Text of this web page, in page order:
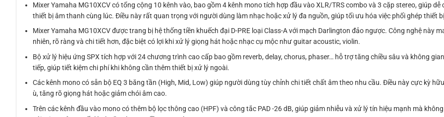
Mixer Yamaha MG10XCV có tổng cộng 10 kênh vào, bao gồm 4 kênh mono tích hợp đầu vào XLR/TRS combo và 3 cặp stereo, giúp dễ
thiết bị âm thanh cùng lúc. Điều này rất quan trọng với người dùng làm nhạc hoặc xử lý đa nguồn, giúp tối ưu hóa việc phối ghép thiết
Mixer Yamaha MG10XCV được trang bị hệ thống tiền khuếch đại D-PRE loại Class-A với mạch Darlington đảo ngược. Công nghệ này
nhiên, rõ ràng và chi tiết hơn, đặc biệt có lợi khi xử lý giọng hát hoặc nhạc cụ mộc như guitar acoustic, violin.
Bộ xử lý hiệu ứng SPX tích hợp với 24 chương trình cao cấp bao gồm reverb, delay, chorus, phaser… hỗ trợ tăng chiều sâu và không
tiếp, giúp tiết kiệm chi phí khi không cần thêm thiết bị xử lý ngoài.
Các kênh mono có sẵn bộ EQ 3 băng tần (High, Mid, Low) giúp người dùng tùy chỉnh chi tiết chất âm theo nhu cầu. Điều này cực kỳ
ù, tăng rõ giọng hát hoặc giảm chói âm cao.
Trên các kênh đầu vào mono có thêm bộ lọc thông cao (HPF) và công tắc PAD -26 dB, giúp giảm nhiễu và xử lý tín hiệu mạnh mà